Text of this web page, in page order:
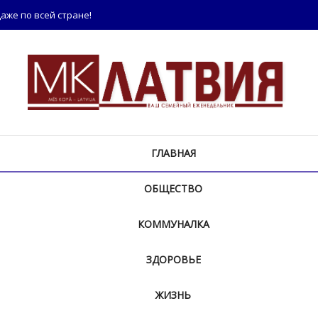
по всей стране!
ГЛАВНАЯ
ОБЩЕСТВО
КОММУНАЛКА
ЗДОРОВЬЕ
ЖИЗНЬ